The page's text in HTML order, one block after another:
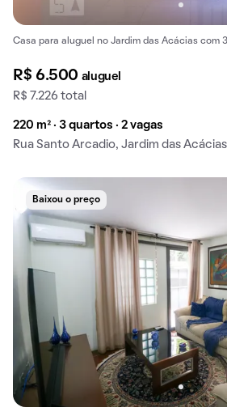
Casa para aluguel no Jardim das Acácias com
R$ 6.500 aluguel
R$ 7.226 total
220 m² · 3 quartos · 2 vagas
Rua Santo Arcadio, Jardim das Acácias
Baixou o preço